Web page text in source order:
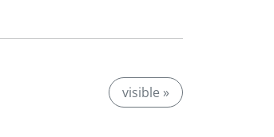
visible »